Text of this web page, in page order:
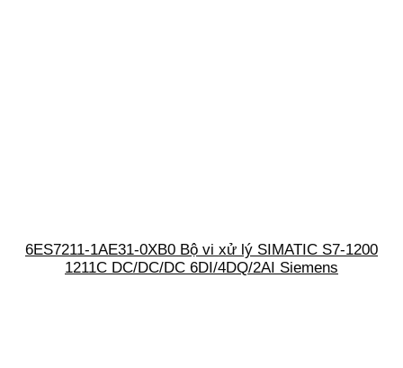
6ES7211-1AE31-0XB0 Bộ vi xử lý SIMATIC S7-1200
1211C DC/DC/DC 6DI/4DQ/2AI Siemens